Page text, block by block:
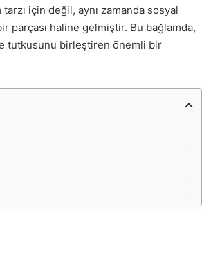
için değil, aynı zamanda sosyal
parçası haline gelmiştir. Bu bağlamda,
tutkusunu birleştiren önemli bir